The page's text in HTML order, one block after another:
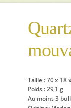
Taille : 70 x 18
Poids : 29,1 g
Au moins 3